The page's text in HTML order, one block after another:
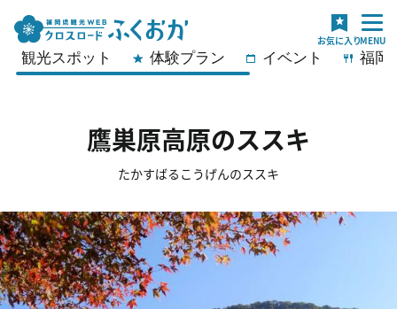
観光スポット 体験プラン イベント 福岡
鷹巣原高原のススキ
たかすばるこうげんのススキ